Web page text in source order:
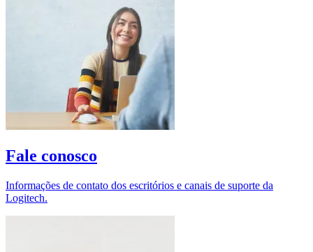
Fale conosco
Informações de contato dos escritórios e canais de suporte da
Logitech.